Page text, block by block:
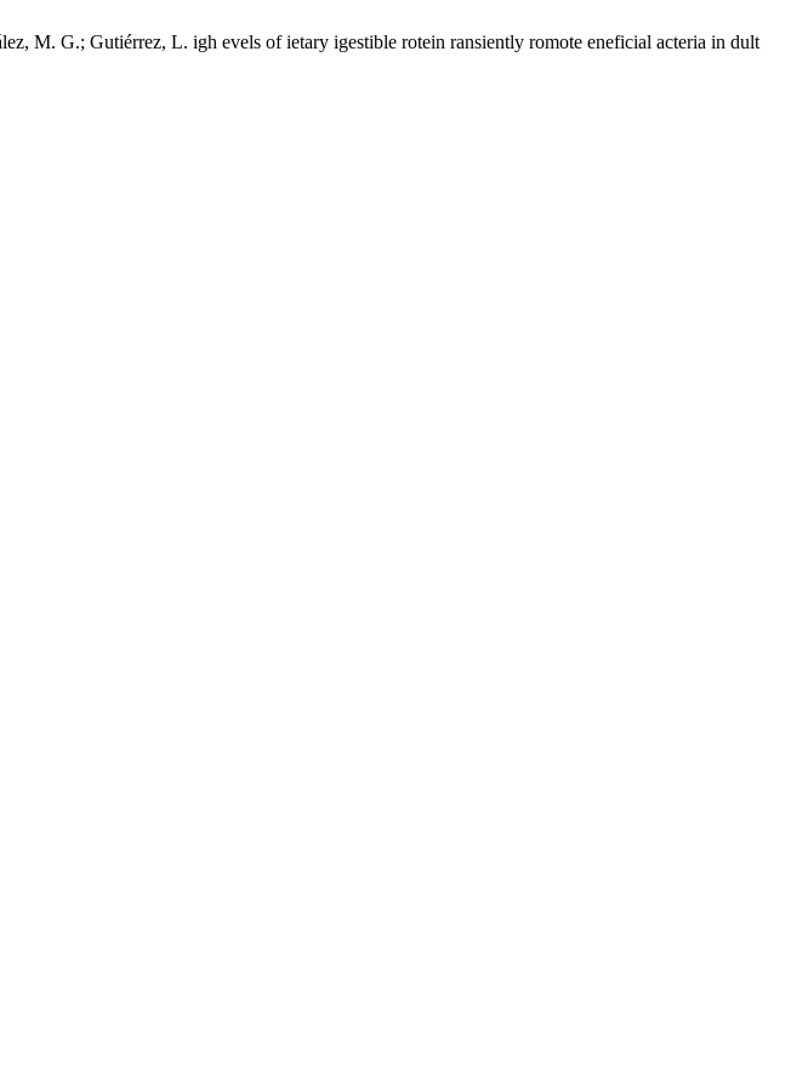
M. G.; Gutiérrez, L. igh evels of ietary igestible rotein ransiently romote eneficial acteria in dult